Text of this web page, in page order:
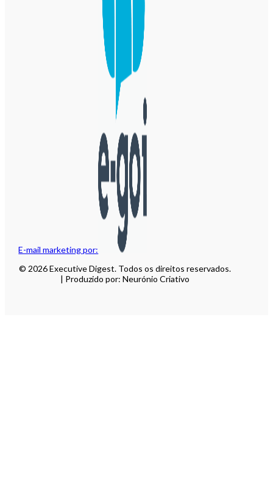
E-mail marketing por:
© 2026 Executive Digest. Todos os direitos reservados.
| Produzido por: Neurónio Criativo